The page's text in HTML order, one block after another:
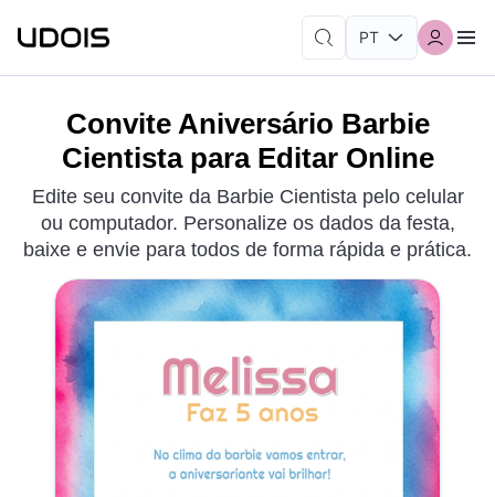
Convite Aniversário Barbie
Cientista para Editar Online
Edite seu convite da Barbie Cientista pelo celular
ou computador. Personalize os dados da festa,
baixe e envie para todos de forma rápida e prática.